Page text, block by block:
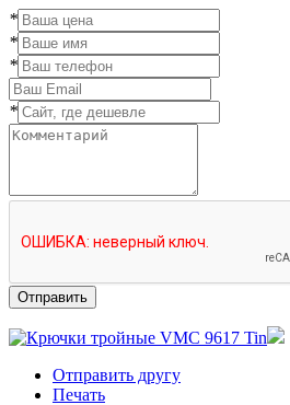
*
*
*
*
Отправить
Отправить другу
Печать